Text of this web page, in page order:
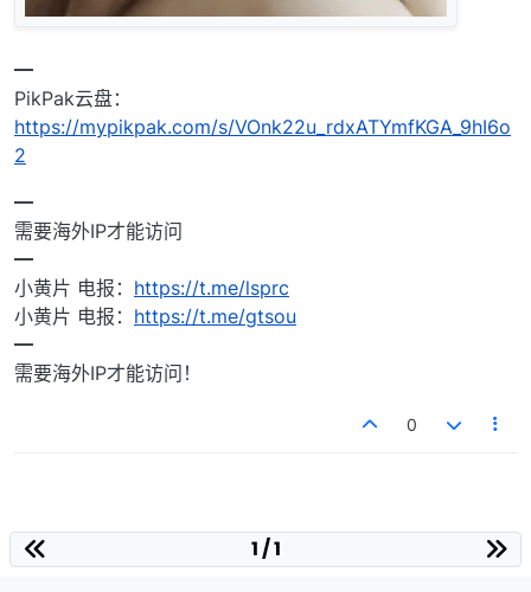
━
PikPak云盘：
https://mypikpak.com/s/VOnk22u_rdxATYmfKGA_9hI6o
2
━
需要海外IP才能访问
━
小黄片 电报： https://t.me/lsprc
小黄片 电报： https://t.me/gtsou
━
需要海外IP才能访问！
0
1 / 1